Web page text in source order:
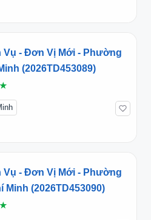
Vụ - Đơn Vị Mới - Phường
(2026TD453089)
★
Vụ - Đơn Vị Mới - Phường
Minh (2026TD453090)
★